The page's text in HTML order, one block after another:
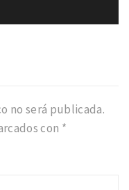
no será publicada.
con *